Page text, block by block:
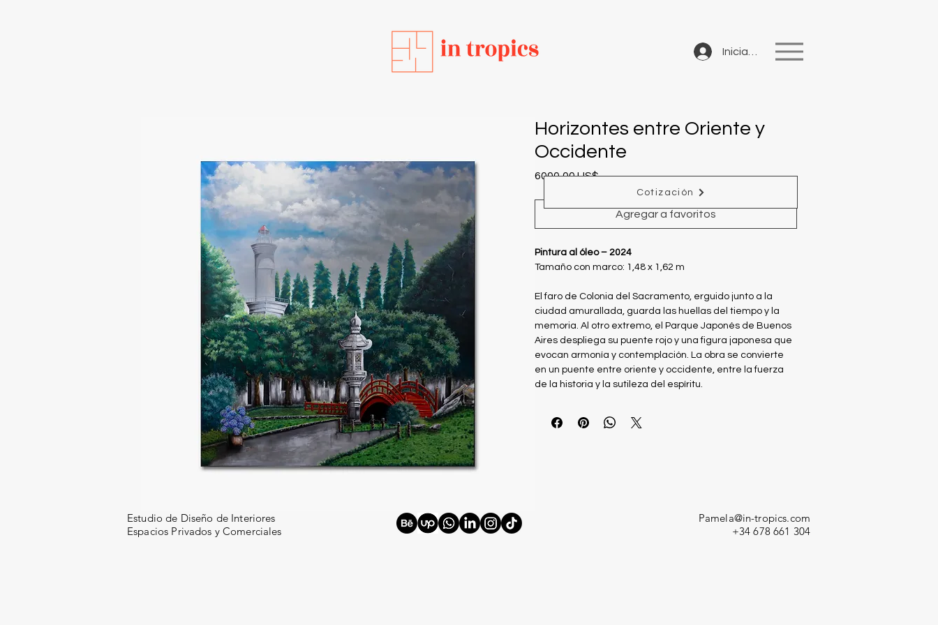
Iniciar sesión
Horizontes entre Oriente y
Occidente
6000,00 US$Precio
Agregar a favoritos
Pintura al óleo – 2024
Tamaño con marco: 1,48 x 1,62 m
El faro de Colonia del Sacramento, erguido junto a la
ciudad amurallada, guarda las huellas del tiempo y la
memoria. Al otro extremo, el Parque Japonés de Buenos
Aires despliega su puente rojo y una figura japonesa que
evocan armonía y contemplación. La obra se convierte
en un puente entre oriente y occidente, entre la fuerza
de la historia y la sutileza del espíritu.
Cotización
Estudio de Diseño de Interiores
Espacios Privados y Comerciales
Pamela@in-tropics.com
+34 678 661 304